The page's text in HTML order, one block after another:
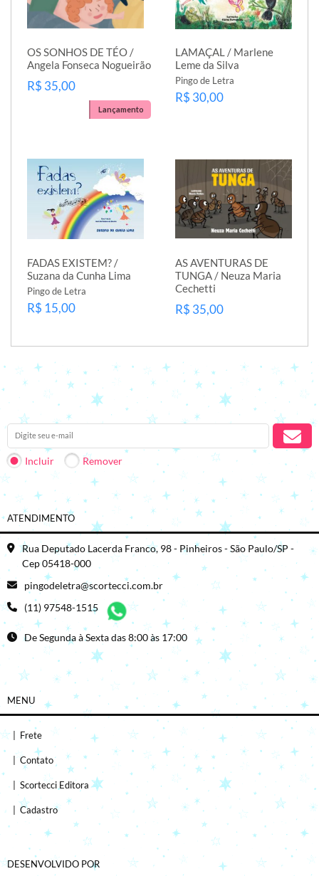
OS SONHOS DE TÉO /
Angela Fonseca Nogueirão
R$ 35,00
Lançamento
LAMAÇAL / Marlene
Leme da Silva
Pingo de Letra
R$ 30,00
FADAS EXISTEM? /
Suzana da Cunha Lima
Pingo de Letra
R$ 15,00
AS AVENTURAS DE
TUNGA / Neuza Maria
Cechetti
R$ 35,00
Receba nossas novidades em seu e-mail.
Incluir Remover
ATENDIMENTO
Rua Deputado Lacerda Franco, 98 - Pinheiros - São Paulo/SP -
Cep 05418-000
pingodeletra@scortecci.com.br
(11) 97548-1515
De Segunda à Sexta das 8:00 às 17:00
MENU
Frete
Contato
Scortecci Editora
Cadastro
DESENVOLVIDO POR